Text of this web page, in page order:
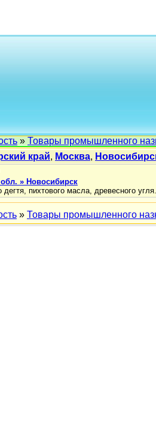
» Товары промышленного
край, Москва,
» Новосибирск
дегтя, пихтового масла, древесного угля.
» Товары промышленного